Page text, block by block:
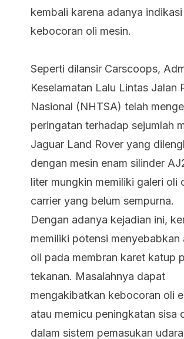
kembali karena adanya indikasi
kebocoran oli mesin.
Seperti dilansir Carscoops,
Keselamatan Lalu Lintas Jalan
Nasional (NHTSA) telah
peringatan terhadap sejumlah
Jaguar Land Rover yang
dengan mesin enam silinder
liter mungkin memiliki galeri oli
carrier yang belum sempurna.
Dengan adanya kejadian ini,
memiliki potensi menyebabkan
oli pada membran karet katup
tekanan. Masalahnya dapat
mengakibatkan kebocoran oli
atau memicu peningkatan sisa
dalam sistem pemasukan